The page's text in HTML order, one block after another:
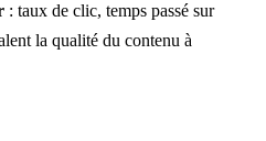
: taux de clic, temps passé sur
la qualité du contenu à